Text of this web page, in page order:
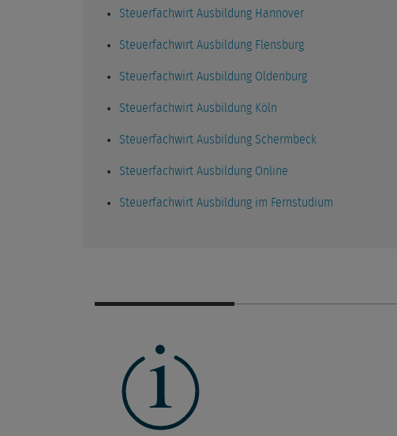
Steuerfachwirt Ausbildung Hannover
Steuerfachwirt Ausbildung Flensburg
Steuerfachwirt Ausbildung Oldenburg
Steuerfachwirt Ausbildung Köln
Steuerfachwirt Ausbildung Schermbeck
Steuerfachwirt Ausbildung Online
Steuerfachwirt Ausbildung im Fernstudium